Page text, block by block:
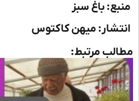
باغ سبز
میهن کاکتوس
مرتبط: